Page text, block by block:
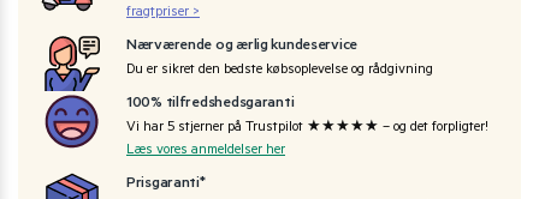
fragtpriser >
Nærværende og ærlig kundeservice
Du er sikret den bedste købsoplevelse og rådgivning
100% tilfredshedsgaranti
Vi har 5 stjerner på Trustpilot ★★★★★ – og det forpligter!
Læs vores anmeldelser her
Prisgaranti*